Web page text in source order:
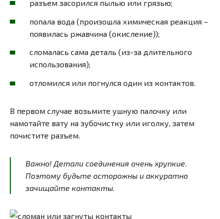
разъем засорился пылью или грязью;
попала вода (произошла химическая реакция –
появилась ржавчина (окисление));
сломалась сама деталь (из-за длительного
использования);
отломился или погнулся один из контактов.
В первом случае возьмите ушную палочку или
намотайте вату на зубочистку или иголку, затем
почистите разъем.
Важно! Детали соединения очень хрупкие.
Поэтому будьте осторожны и аккуратно
зачищайте контакты.